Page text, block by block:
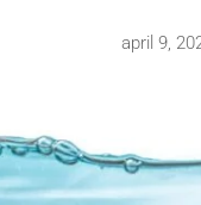
april 9,